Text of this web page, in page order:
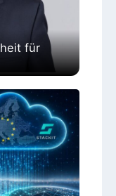
für